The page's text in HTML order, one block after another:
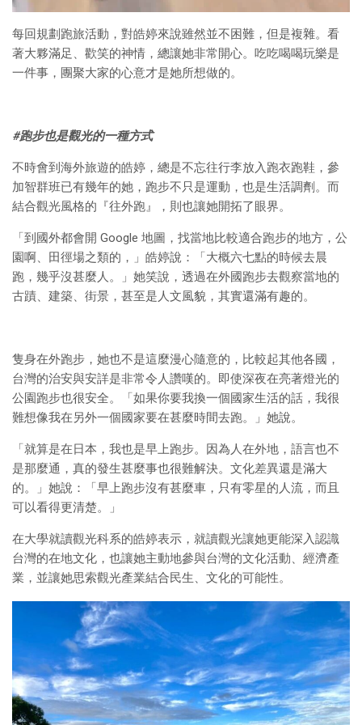
每回規劃跑旅活動，對皓婷來說雖然並不困難，但是複雜。看
著大夥滿足、歡笑的神情，總讓她非常開心。吃吃喝喝玩樂是
一件事，團聚大家的心意才是她所想做的。
#跑步也是觀光的一種方式
不時會到海外旅遊的皓婷，總是不忘往行李放入跑衣跑鞋，參
加智群班已有幾年的她，跑步不只是運動，也是生活調劑。而
結合觀光風格的『往外跑』，則也讓她開拓了眼界。
「到國外都會開 Google 地圖，找當地比較適合跑步的地方，公
園啊、田徑場之類的，」皓婷說：「大概六七點的時候去晨
跑，幾乎沒甚麼人。」她笑說，透過在外國跑步去觀察當地的
古蹟、建築、街景，甚至是人文風貌，其實還滿有趣的。
隻身在外跑步，她也不是這麼漫心隨意的，比較起其他各國，
台灣的治安與安詳是非常令人讚嘆的。即使深夜在亮著燈光的
公園跑步也很安全。「如果你要我換一個國家生活的話，我很
難想像我在另外一個國家要在甚麼時間去跑。」她說。
「就算是在日本，我也是早上跑步。因為人在外地，語言也不
是那麼通，真的發生甚麼事也很難解決。文化差異還是滿大
的。」她說：「早上跑步沒有甚麼車，只有零星的人流，而且
可以看得更清楚。」
在大學就讀觀光科系的皓婷表示，就讀觀光讓她更能深入認識
台灣的在地文化，也讓她主動地參與台灣的文化活動、經濟產
業，並讓她思索觀光產業結合民生、文化的可能性。